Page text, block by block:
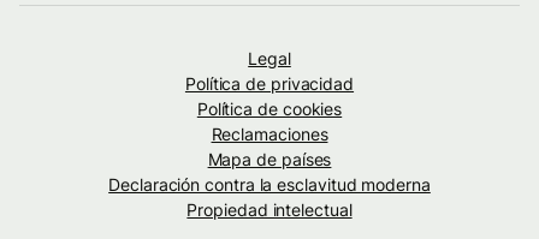
Legal
Política de privacidad
Política de cookies
Reclamaciones
Mapa de países
Declaración contra la esclavitud moderna
Propiedad intelectual